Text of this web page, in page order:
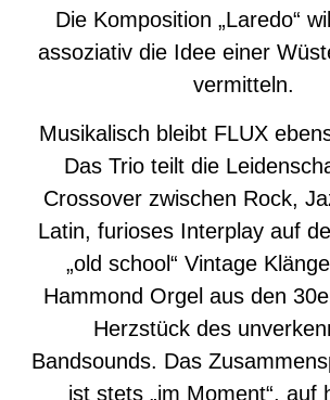
Die Komposition „Laredo“
assoziativ die Idee einer
vermitteln.
Musikalisch bleibt FLUX
Das Trio teilt die
Crossover zwischen Rock,
Latin, furioses Interplay auf
„old school“ Vintage
Hammond Orgel aus den
Herzstück des
Bandsounds. Das
ist stets „im Moment“, auf